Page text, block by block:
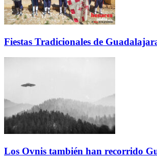
Fiestas Tradicionales de
Los Ovnis también han recorrido